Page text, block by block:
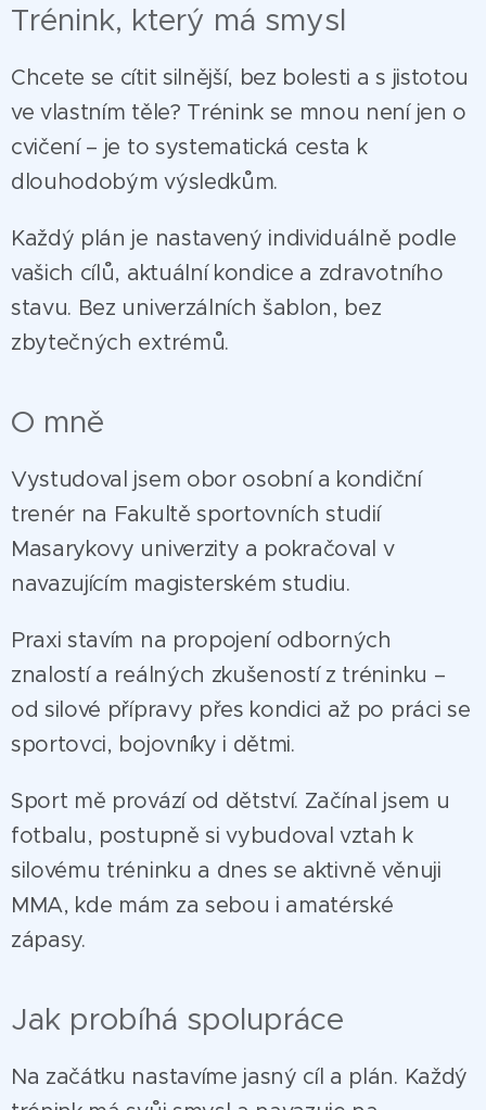
Trénink, který má smysl
Chcete se cítit silnější, bez bolesti a s jistotou
ve vlastním těle? Trénink se mnou není jen o
cvičení – je to systematická cesta k
dlouhodobým výsledkům.
Každý plán je nastavený individuálně podle
vašich cílů, aktuální kondice a zdravotního
stavu. Bez univerzálních šablon, bez
zbytečných extrémů.
O mně
Vystudoval jsem obor osobní a kondiční
trenér na Fakultě sportovních studií
Masarykovy univerzity a pokračoval v
navazujícím magisterském studiu.
Praxi stavím na propojení odborných
znalostí a reálných zkušeností z tréninku –
od silové přípravy přes kondici až po práci se
sportovci, bojovníky i dětmi.
Sport mě provází od dětství. Začínal jsem u
fotbalu, postupně si vybudoval vztah k
silovému tréninku a dnes se aktivně věnuji
MMA, kde mám za sebou i amatérské
zápasy.
Jak probíhá spolupráce
Na začátku nastavíme jasný cíl a plán. Každý